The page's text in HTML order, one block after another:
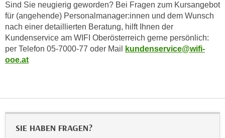
Sind Sie neugierig geworden? Bei Fragen zum Kursangebot
für (angehende) Personalmanager:innen und dem Wunsch
nach einer detaillierten Beratung, hilft Ihnen der
Kundenservice am WIFI Oberösterreich gerne persönlich:
per Telefon 05-7000-77 oder Mail
kundenservice@wifi-
ooe.at
SIE HABEN FRAGEN?
n
e
n
e